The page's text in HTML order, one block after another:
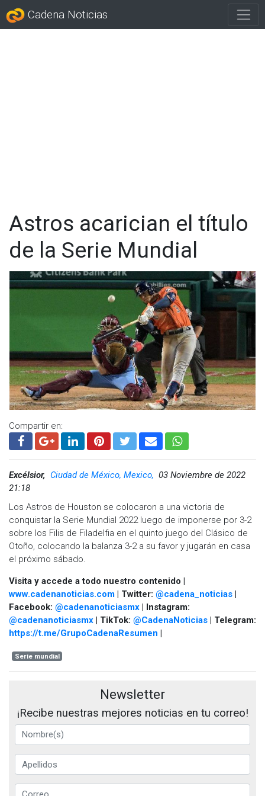
Cadena Noticias
Astros acarician el título
de la Serie Mundial
Compartir en:
Excélsior, Ciudad de México, Mexico, 03 Noviembre de 2022
21:18
Los Astros de Houston se colocaron a una victoria de
conquistar la Serie Mundial 2022 luego de imponerse por 3-2
sobre los Filis de Filadelfia en el quinto juego del Clásico de
Otoño, colocando la balanza 3-2 a su favor y jugarán en casa
el próximo sábado.
Visita y accede a todo nuestro contenido |
www.cadenanoticias.com | Twitter: @cadena_noticias |
Facebook: @cadenanoticiasmx | Instagram:
@cadenanoticiasmx | TikTok: @CadenaNoticias | Telegram:
https://t.me/GrupoCadenaResumen |
Serie mundial
Newsletter
¡Recibe nuestras mejores noticias en tu correo!